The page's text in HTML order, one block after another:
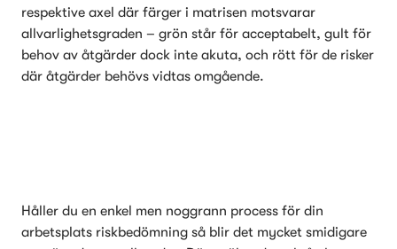
respektive axel där färger i matrisen motsvarar
allvarlighetsgraden – grön står för acceptabelt, gult för
behov av åtgärder dock inte akuta, och rött för de risker
där åtgärder behövs vidtas omgående.
Håller du en enkel men noggrann process för din
arbetsplats riskbedömning så blir det mycket smidigare